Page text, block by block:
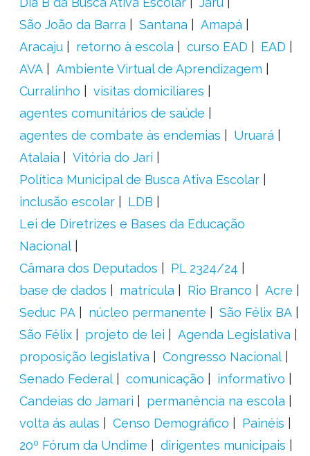
São João da Barra
Santana
Amapá
Aracaju
retorno à escola curso EAD
EAD
AVA
Ambiente Virtual de Aprendizagem
Curralinho
visitas domiciliares
agentes comunitários de saúde
agentes de combate às endemias
Uruará
Atalaia
Vitória do Jari
Política Municipal de Busca Ativa Escolar
inclusão escolar
LDB
Lei de Diretrizes e Bases da Educação
Nacional
Câmara dos Deputados
PL 2324/24
base de dados
matrícula Rio Branco
Acre
Seduc PA
núcleo permanente
São Félix BA
São Félix
projeto de lei
Agenda Legislativa
proposição legislativa
Congresso Nacional
Senado Federal
comunicação
informativo
Candeias do Jamari
permanência na escola
volta ás aulas
Censo Demográfico
Painéis
20º Fórum da Undime
dirigentes municipais